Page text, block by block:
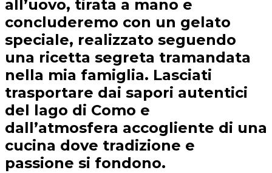
all’uovo, tirata a mano e
concluderemo con un gelato
speciale, realizzato seguendo
una ricetta segreta tramandata
nella mia famiglia. Lasciati
trasportare dai sapori autentici
del lago di Como e
dall’atmosfera accogliente di una
cucina dove tradizione e
passione si fondono.